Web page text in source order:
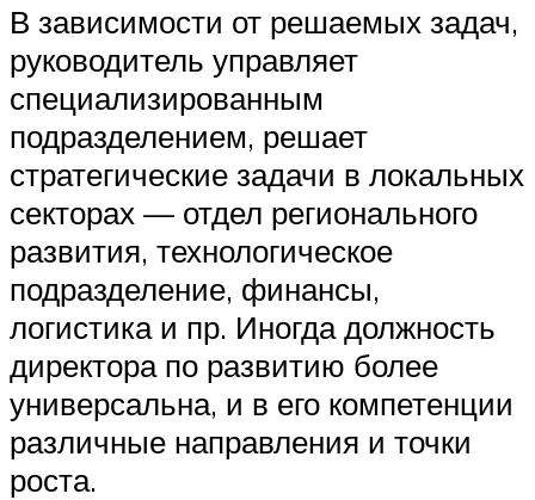
В зависимости от решаемых задач,
руководитель управляет
специализированным
подразделением, решает
стратегические задачи в локальных
секторах — отдел регионального
развития, технологическое
подразделение, финансы,
логистика и пр. Иногда должность
директора по развитию более
универсальна, и в его компетенции
различные направления и точки
роста.